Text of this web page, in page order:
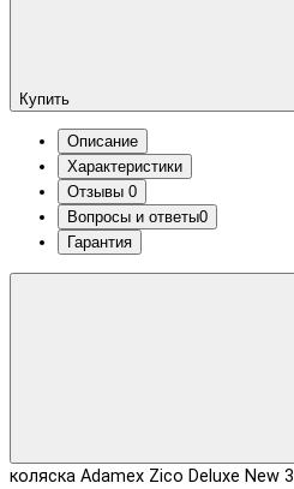
Купить
Описание
Характеристики
Отзывы 0
Вопросы и ответы0
Гарантия
коляска Adamex Zico Deluxe New